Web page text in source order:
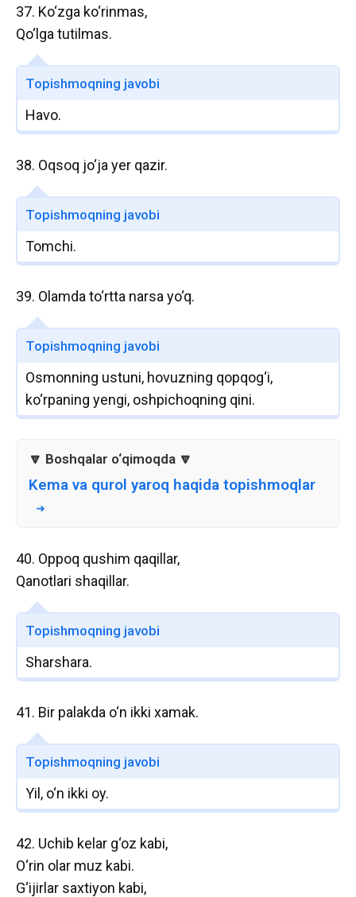
37. Ko‘zga ko‘rinmas,
Qo‘lga tutilmas.
Topishmoqning javobi
Havo.
38. Oqsoq jo‘ja yer qazir.
Topishmoqning javobi
Tomchi.
39. Olamda to‘rtta narsa yo‘q.
Topishmoqning javobi
Osmonning ustuni, hovuzning qopqog‘i,
ko‘rpaning yengi, oshpichoqning qini.
Kema va qurol yaroq haqida topishmoqlar
40. Oppoq qushim qaqillar,
Qanotlari shaqillar.
Topishmoqning javobi
Sharshara.
41. Bir palakda o‘n ikki xamak.
Topishmoqning javobi
Yil, o‘n ikki oy.
42. Uchib kelar g‘oz kabi,
O‘rin olar muz kabi.
G‘ijirlar saxtiyon kabi,